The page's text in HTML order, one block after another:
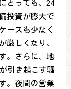
とっても、24
投資が膨大で
ースも少なく
しくなり、
。さらに、地
引き起こす騒
。夜間の営業